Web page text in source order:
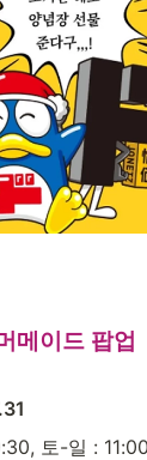
메이드 팝업
토-일 :